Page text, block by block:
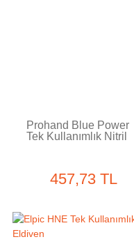
Prohand Blue Power
Tek Kullanımlık Nitril
457,73 TL